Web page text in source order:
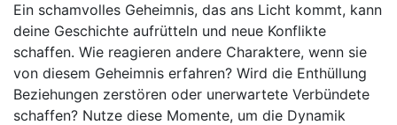
Ein schamvolles Geheimnis, das ans Licht kommt, kann
deine Geschichte aufrütteln und neue Konflikte
schaffen. Wie reagieren andere Charaktere, wenn sie
von diesem Geheimnis erfahren? Wird die Enthüllung
Beziehungen zerstören oder unerwartete Verbündete
schaffen? Nutze diese Momente, um die Dynamik